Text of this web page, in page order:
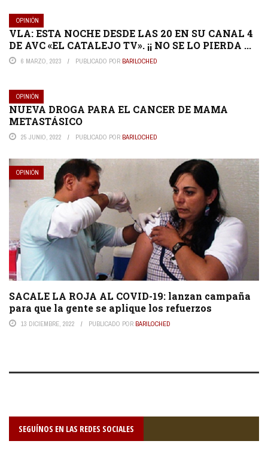
OPINIÓN
VLA: ESTA NOCHE DESDE LAS 20 EN SU CANAL 4
DE AVC «EL CATALEJO TV». ¡¡ NO SE LO PIERDA ...
6 MARZO, 2023 PUBLICADO POR BARILOCHED
OPINIÓN
NUEVA DROGA PARA EL CANCER DE MAMA
METASTÁSICO
25 JUNIO, 2022 PUBLICADO POR BARILOCHED
OPINIÓN
SACALE LA ROJA AL COVID-19: lanzan campaña
para que la gente se aplique los refuerzos
13 DICIEMBRE, 2022 PUBLICADO POR BARILOCHED
SEGUÍNOS EN LAS REDES SOCIALES